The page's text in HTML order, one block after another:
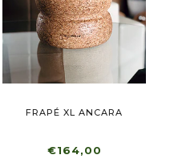
FRAPÉ XL ANCARA
€164,00